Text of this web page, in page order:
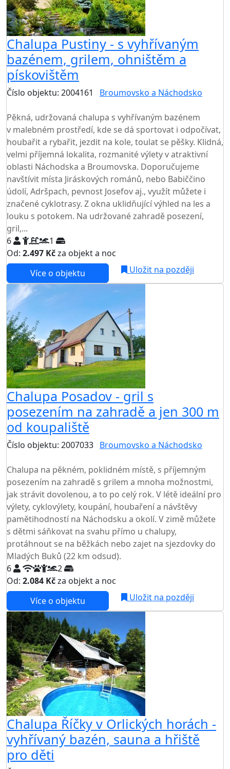
Chalupa Pustiny - s vyhřívaným
bazénem, grilem, ohništěm a
pískovištěm
Číslo objektu: 2004161 Broumovsko a Náchodsko
Pěkná, udržovaná chalupa s vyhřívaným bazénem
v malebném prostředí, kde se dá sportovat i odpočívat,
houbařit a rybařit, jezdit na kole, toulat se pěšky. Klidná,
velmi příjemná lokalita, rozmanité výlety v atraktivní
oblasti Náchodska a Broumovska. Doporučujeme
navštívit místa Jiráskových románů, nebo Babiččino
údolí, Adršpach, pevnost Josefov aj., využít můžete i
značené cyklotrasy. Z okna uklidňující výhled na les a
louku s potokem. Na udržované zahradě posezení,
gril,...
6
1
Od: 2.497 Kčza objekt a noc
Více o objektu
Uložit na později
Chalupa Posadov - gril s
posezením na zahradě a jen 300 m
od koupaliště
Číslo objektu: 2007033 Broumovsko a Náchodsko
Chalupa na pěkném, poklidném místě, s příjemným
posezením na zahradě s grilem a mnoha možnostmi,
jak strávit dovolenou, a to po celý rok. V létě ideální pro
výlety, cyklovýlety, koupání, houbaření a návštěvy
pamětihodností na Náchodsku a okolí. V zimě můžete
s dětmi sáňkovat na svahu přímo u chalupy,
protáhnout se na běžkách nebo zajet na sjezdovky do
Mladých Buků (22 km odsud).
6
2
Od: 2.084 Kčza objekt a noc
Více o objektu
Uložit na později
Chalupa Říčky v Orlických horách -
vyhřívaný bazén, sauna a hřiště
pro děti